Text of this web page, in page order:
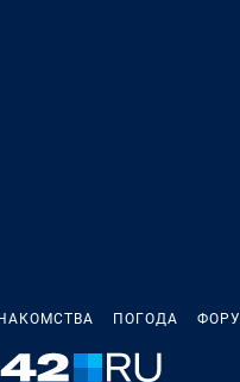
ПОГОДА